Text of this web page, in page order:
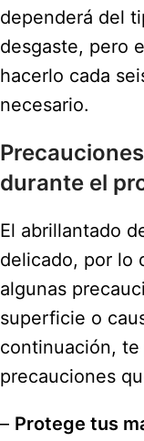
dependerá del
desgaste, pero
hacerlo cada
necesario.
durante el
El abrillantado
delicado, por lo
algunas
superficie o
continuación, te
precauciones
– Protege tus